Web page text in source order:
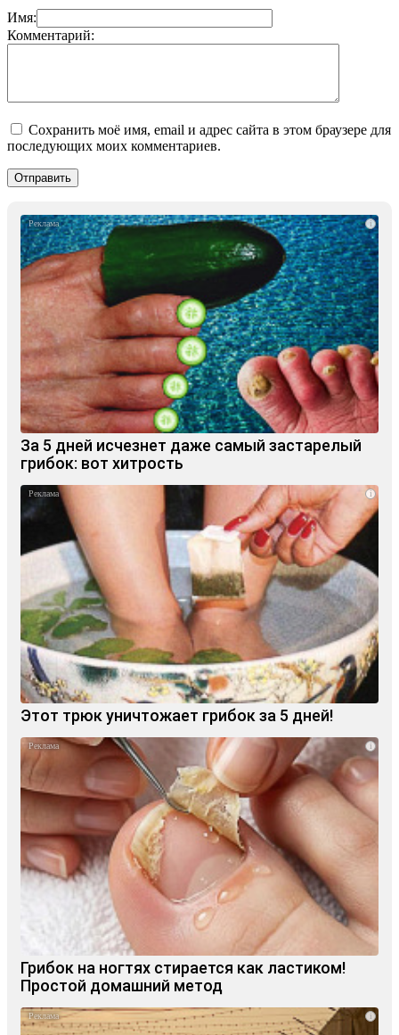
Имя:
Комментарий:
Сохранить моё имя, email и адрес сайта в этом браузере для
последующих моих комментариев.
i
За 5 дней исчезнет даже самый застарелый
грибок: вот хитрость
i
Этот трюк уничтожает грибок за 5 дней!
i
Грибок на ногтях стирается как ластиком!
Простой домашний метод
i